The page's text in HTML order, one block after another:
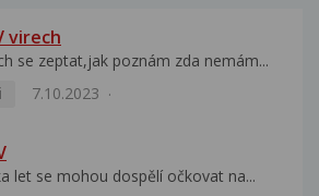
virech
se zeptat,jak poznám zda nemám...
7.10.2023
let se mohou dospělí očkovat na...